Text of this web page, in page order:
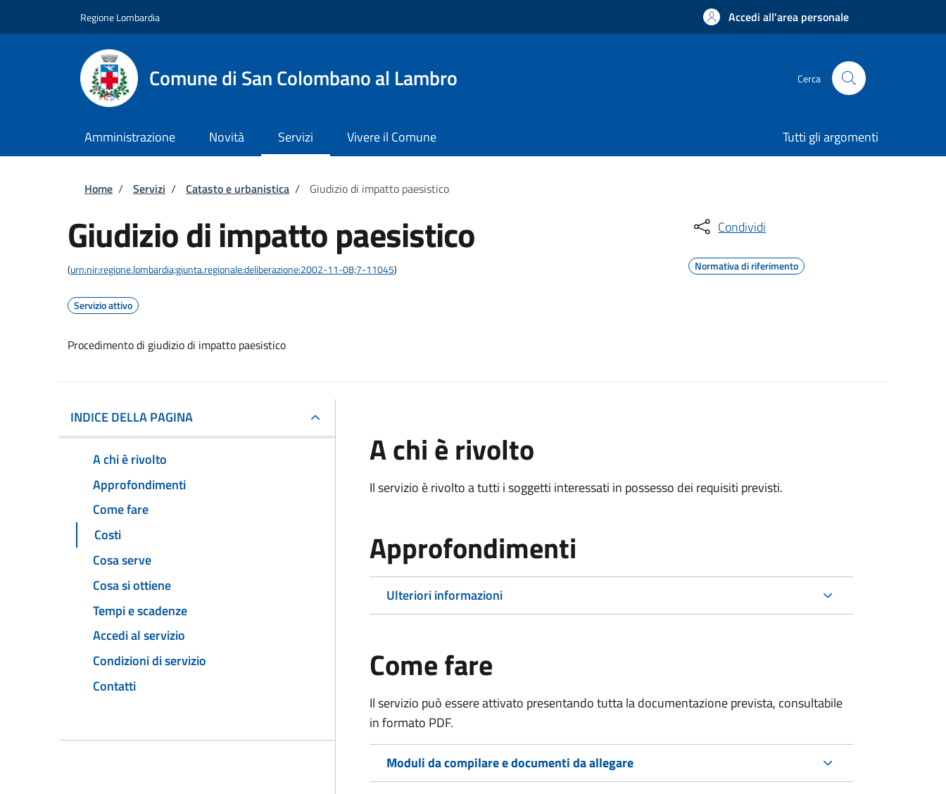
Regione Lombardia Accedi all'area personale
Comune di San Colombano al Lambro Cerca
Amministrazione Novità Servizi Vivere il Comune Tutti gli argomenti
Briciole di pane
Home / Servizi / Catasto e urbanistica / Giudizio di impatto paesistico
Giudizio di impatto paesistico
(urn:nir:regione.lombardia;giunta.regionale:deliberazione:2002-11-08;7-11045)
Servizio attivo
Procedimento di giudizio di impatto paesistico
Condividi
Normativa di riferimento
INDICE DELLA PAGINA
A chi è rivolto
Approfondimenti
Come fare
Costi
Cosa serve
Cosa si ottiene
Tempi e scadenze
Accedi al servizio
Condizioni di servizio
Contatti
A chi è rivolto
Il servizio è rivolto a tutti i soggetti interessati in possesso dei requisiti previsti.
Approfondimenti
Ulteriori informazioni
Come fare
Il servizio può essere attivato presentando tutta la documentazione prevista, consultabile
in formato PDF.
Moduli da compilare e documenti da allegare